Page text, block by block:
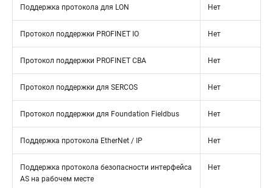
Поддержка протокола для LON Нет
Протокол поддержки PROFINET IO Нет
Протокол поддержки PROFINET CBA Нет
Протокол поддержки для SERCOS Нет
Протокол поддержки для Foundation Fieldbus Нет
Поддержка протокола EtherNet / IP Нет
Поддержка протокола безопасности интерфейса
AS на рабочем месте
Нет